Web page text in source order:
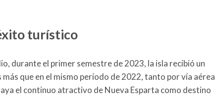
turístico
durante el primer semestre de 2023, la isla recibió un
que en el mismo período de 2022, tanto por vía aérea
el continuo atractivo de Nueva Esparta como destino